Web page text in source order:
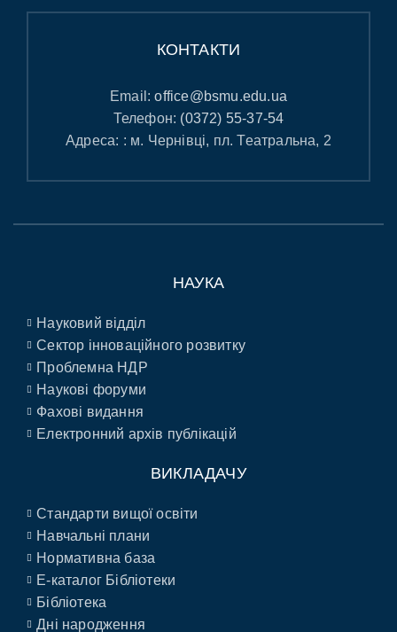
КОНТАКТИ
Email:office@bsmu.edu.ua
Телефон: (0372) 55-37-54
Адреса: : м. Чернівці, пл. Театральна, 2
НАУКА
Науковий відділ
Сектор інноваційного розвитку
Проблемна НДР
Наукові форуми
Фахові видання
Електронний архів публікацій
ВИКЛАДАЧУ
Стандарти вищої освіти
Навчальні плани
Нормативна база
E-каталог Бібліотеки
Бібліотека
Дні народження